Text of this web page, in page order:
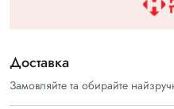
Доставка
Замовляйте та обирайте